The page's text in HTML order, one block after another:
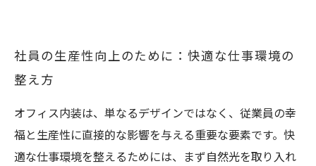
社員の生産性向上のために：快適な仕事環境の
整え方
オフィス内装は、単なるデザインではなく、従業員の幸
福と生産性に直接的な影響を与える重要な要素です。快
適な仕事環境を整えるためには、まず自然光を取り入れ